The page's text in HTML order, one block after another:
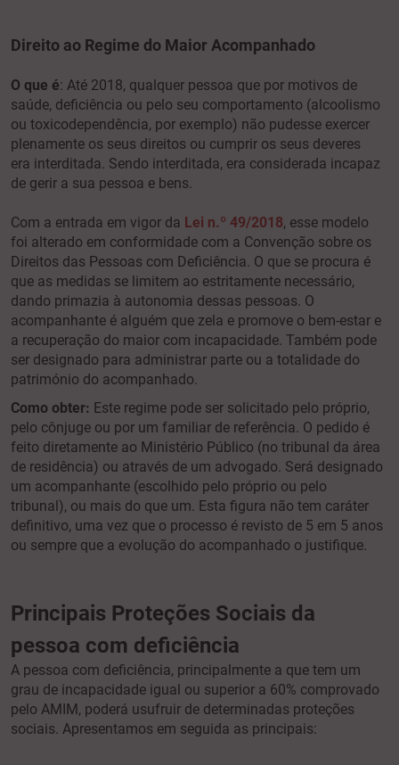
Direito ao Regime do Maior Acompanhado
O que é: Até 2018, qualquer pessoa que por motivos de
saúde, deficiência ou pelo seu comportamento (alcoolismo
ou toxicodependência, por exemplo) não pudesse exercer
plenamente os seus direitos ou cumprir os seus deveres
era interditada. Sendo interditada, era considerada incapaz
de gerir a sua pessoa e bens.
Com a entrada em vigor da Lei n.º 49/2018, esse modelo
foi alterado em conformidade com a Convenção sobre os
Direitos das Pessoas com Deficiência. O que se procura é
que as medidas se limitem ao estritamente necessário,
dando primazia à autonomia dessas pessoas. O
acompanhante é alguém que zela e promove o bem-estar e
a recuperação do maior com incapacidade. Também pode
ser designado para administrar parte ou a totalidade do
património do acompanhado.
Como obter: Este regime pode ser solicitado pelo próprio,
pelo cônjuge ou por um familiar de referência. O pedido é
feito diretamente ao Ministério Público (no tribunal da área
de residência) ou através de um advogado. Será designado
um acompanhante (escolhido pelo próprio ou pelo
tribunal), ou mais do que um. Esta figura não tem caráter
definitivo, uma vez que o processo é revisto de 5 em 5 anos
ou sempre que a evolução do acompanhado o justifique.
Principais Proteções Sociais da
pessoa com deficiência
A pessoa com deficiência, principalmente a que tem um
grau de incapacidade igual ou superior a 60% comprovado
pelo AMIM, poderá usufruir de determinadas proteções
sociais. Apresentamos em seguida as principais: